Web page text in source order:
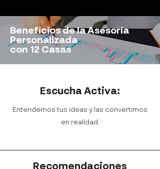
Beneficios de la Asesoría
Personalizada
con 12 Casas
Escucha Activa:
Entendemos tus ideas y las convertimos
en realidad.
Recomendaciones